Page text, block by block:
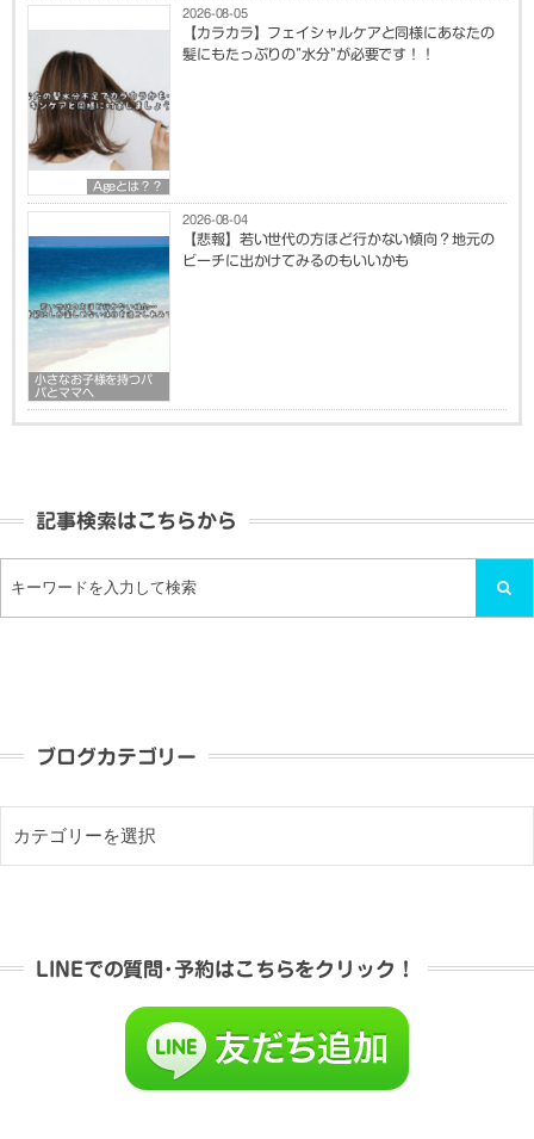
Ageとは？？
2026-08-05
【カラカラ】フェイシャルケアと同様にあなたの
髪にもたっぷりの”水分”が必要です！！
小さなお子様を持つパ
パとママへ
2026-08-04
【悲報】若い世代の方ほど行かない傾向？地元の
ビーチに出かけてみるのもいいかも
記事検索はこちらから
ブログカテゴリー
LINEでの質問･予約はこちらをクリック！